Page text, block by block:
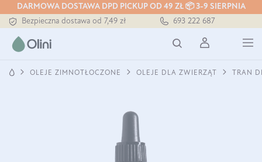
DARMOWA DOSTAWA DPD PICKUP OD 49 ZŁ 📦 3-9 SIERPNIA
Tłoczony zawsze na zimno
Bezpieczna dostawa od 7,49 zł
Tłoczony zawsze na zimno
693 222 687
OLEJE ZIMNOTŁOCZONE OLEJE DLA ZWIERZĄT TRAN